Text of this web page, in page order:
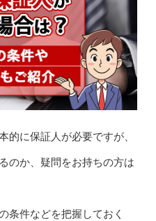
的に保証人が必要ですが、
のか、疑問をお持ちの方は
条件などを把握しておく